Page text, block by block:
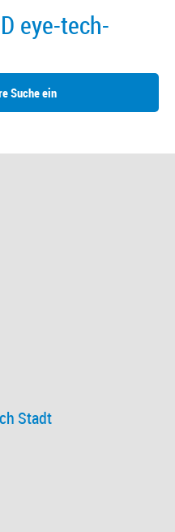
eye-tech-
Suche ein
Stadt